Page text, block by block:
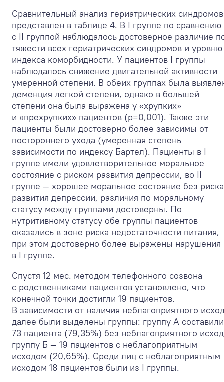
Сравнительный анализ гериатрических синдромов
представлен в таблице 4. В I группе по сравнению
с II группой наблюдалось достоверное различие
тяжести всех гериатрических синдромов и уровню
индекса коморбидности. У пациентов I группы
наблюдалось снижение двигательной активности
умеренной степени. В обеих группах была
деменция легкой степени, однако в большей
степени она была выражена у «хрупких»
и «прехрупких» пациентов (p=0,001). Также эти
пациенты были достоверно более зависимы от
постороннего ухода (умеренная степень
зависимости по индексу Бартел). Пациенты в I
группе имели удовлетворительное моральное
состояние с риском развития депрессии, во II
группе — хорошее моральное состояние без риска
развития депрессии, различия по моральному
статусу между группами достоверны. По
нутритивному статусу обе группы пациентов
оказались в зоне риска недостаточности питания,
при этом достоверно более выражены нарушения
в I группе.
Спустя 12 мес. методом телефонного созвона
с родственниками пациентов установлено, что
конечной точки достигли 19 пациентов.
В зависимости от наличия неблагоприятного
далее были выделены группы: группу А составили
73 пациента (79,35%) без неблагоприятного
группу Б — 19 пациентов с неблагоприятным
исходом (20,65%). Среди лиц с неблагоприятным
исходом 18 пациентов были из I группы.